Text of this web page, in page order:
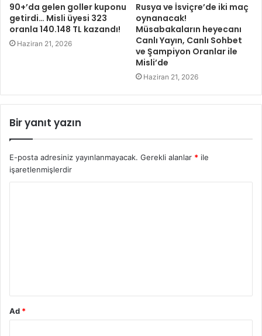
90+’da gelen goller kuponu
getirdi… Misli üyesi 323
oranla 140.148 TL kazandı!
Haziran 21, 2026
Rusya ve İsviçre’de iki maç
oynanacak!
Müsabakaların heyecanı
Canlı Yayın, Canlı Sohbet
ve Şampiyon Oranlar ile
Misli’de
Haziran 21, 2026
Bir yanıt yazın
E-posta adresiniz yayınlanmayacak. Gerekli alanlar * ile
işaretlenmişlerdir
Ad *